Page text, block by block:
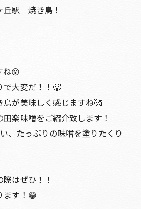
駅 焼き鳥！
ね😵
で大変だ！！🥵
鳥が美味しく感じますね🥰
楽味噌をご紹介致します！
、たっぷりの味噌を塗りたくり
はぜひ！！
ます！😁